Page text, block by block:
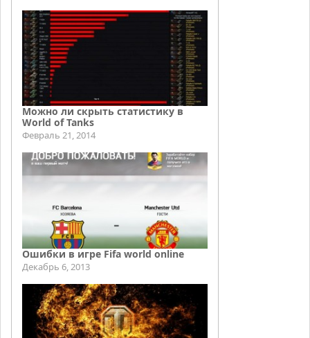
Можно ли скрыть статистику в
World of Tanks
Февраль 21, 2014
Ошибки в игре Fifa world online
Декабрь 6, 2013